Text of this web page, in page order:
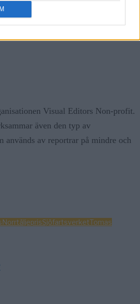
internationell tävling för journalistik
med mobilkamera. Bidrag
Visual Editors Non-profit.
även den typ av
används av reportrar på mindre och
NorrtäljeprisSjöfartsverketTomas